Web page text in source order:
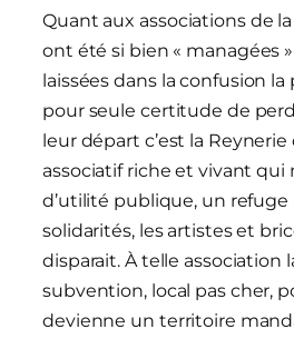
Quant aux associations de
ont été si bien « managées
laissées dans la confusion
pour seule certitude de
leur départ c’est la
associatif riche et vivant qui
d’utilité publique, un refuge
solidarités, les artistes et
disparait. À telle association
subvention, local pas cher,
devienne un territoire